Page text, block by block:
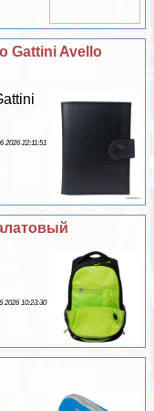
Gattini Avello
2026 22:11:51
2026 10:23:30